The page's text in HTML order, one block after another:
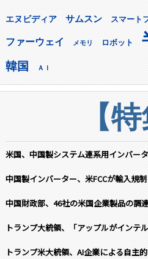
エヌビディア サムスン スマート
ファーウェイ メモリ ロボット
韓国 ＡＩ
【
米国、中国製システム連系用インバー
中国製インバーター、米FCCが輸入規
中国財政部、46社の米国企業製品の調
トランプ大統領、「アップルがインテ
トランプ米大統領、AI企業による自主